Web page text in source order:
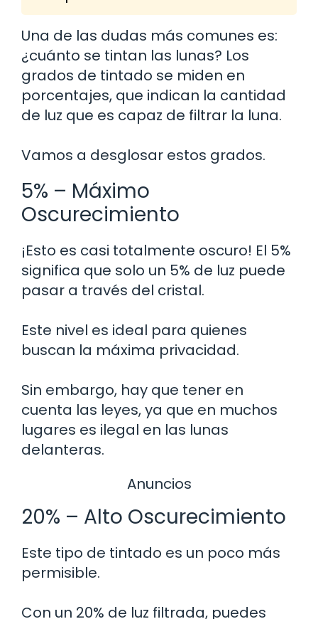
Una de las dudas más comunes es:
¿cuánto se tintan las lunas? Los
grados de tintado se miden en
porcentajes, que indican la cantidad
de luz que es capaz de filtrar la luna.
Vamos a desglosar estos grados.
5% – Máximo
Oscurecimiento
¡Esto es casi totalmente oscuro! El 5%
significa que solo un 5% de luz puede
pasar a través del cristal.
Este nivel es ideal para quienes
buscan la máxima privacidad.
Sin embargo, hay que tener en
cuenta las leyes, ya que en muchos
lugares es ilegal en las lunas
delanteras.
Anuncios
20% – Alto Oscurecimiento
Este tipo de tintado es un poco más
permisible.
Con un 20% de luz filtrada, puedes